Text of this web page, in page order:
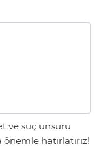
ve suç unsuru
hatırlatırız!